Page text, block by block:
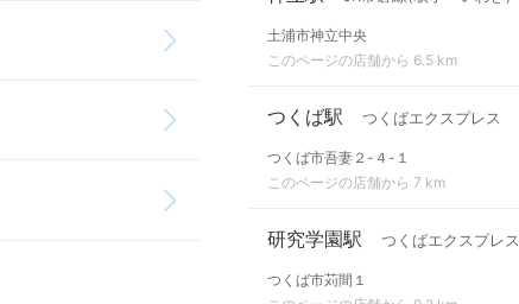
土浦市神立中央
このページの店舗から 6.5 km
つくば駅 つくばエクスプレス
つくば市吾妻２-４-１
このページの店舗から 7 km
研究学園駅 つくばエクスプレス
つくば市苅間１